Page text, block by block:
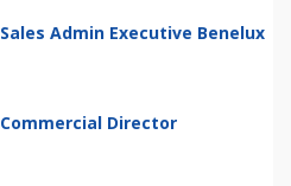
Sales Admin Executive Benelux
Commercial Director